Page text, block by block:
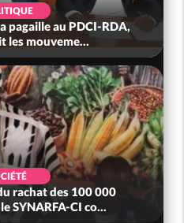
pagaille au PDCI-RDA,
les mouveme...
rachat des 100 000
SYNARFA-CI co...